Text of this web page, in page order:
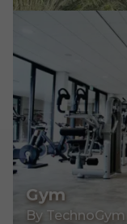
Gym
By TechnoGym